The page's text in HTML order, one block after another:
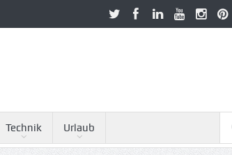
Technik Urlaub